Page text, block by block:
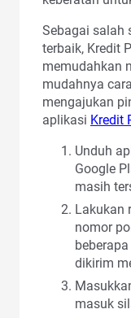
Sebagai salah
terbaik, Kredit
memudahkan
mudahnya
mengajukan
aplikasi Kredit
Unduh
Google
masih
Lakukan
nomor
dikirim
masuk